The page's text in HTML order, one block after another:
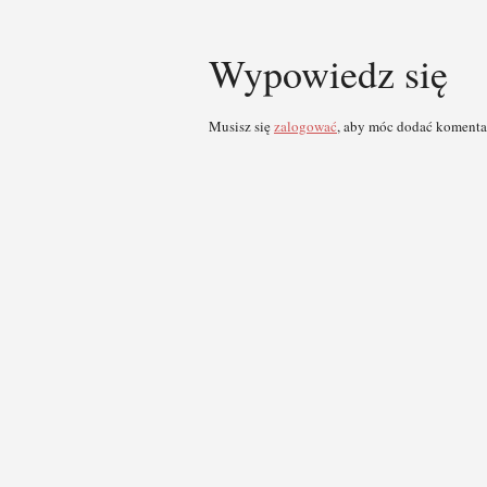
Wypowiedz się
Musisz sięzalogować, aby móc dodać